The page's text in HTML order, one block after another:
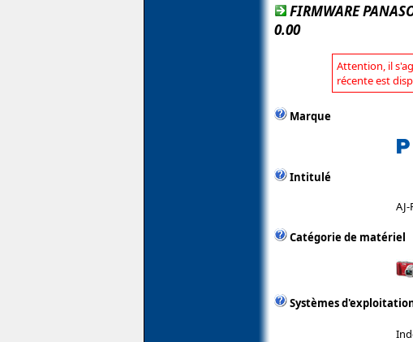
FIRMWARE
0.00
Attention, il
récente est
Marque
Intitulé
Catégorie de matériel
Systèmes